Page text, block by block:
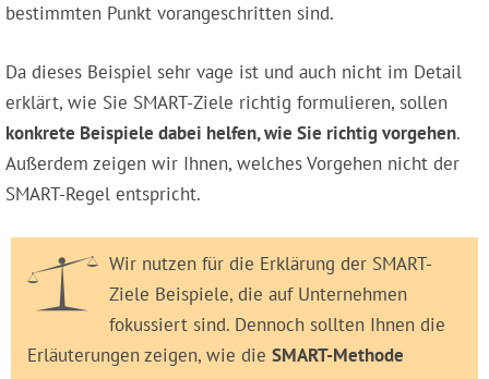
bestimmten Punkt vorangeschritten sind.
Da dieses Beispiel sehr vage ist und auch nicht im Detail
erklärt, wie Sie SMART-Ziele richtig formulieren, sollen
konkrete Beispiele dabei helfen, wie Sie richtig vorgehen.
Außerdem zeigen wir Ihnen, welches Vorgehen nicht der
SMART-Regel entspricht.
Wir nutzen für die Erklärung der SMART-
Ziele Beispiele, die auf Unternehmen
fokussiert sind. Dennoch sollten Ihnen die
Erläuterungen zeigen, wie die SMART-Methode